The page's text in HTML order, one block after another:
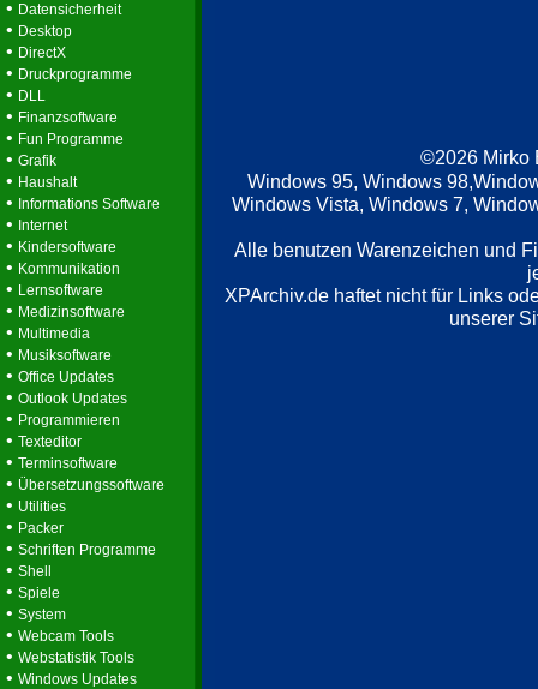
• Datensicherheit
• Desktop
• DirectX
• Druckprogramme
• DLL
• Finanzsoftware
• Fun Programme
• Grafik
• Haushalt
• Informations Software
• Internet
• Kindersoftware
• Kommunikation
• Lernsoftware
• Medizinsoftware
• Multimedia
• Musiksoftware
• Office Updates
• Outlook Updates
• Programmieren
• Texteditor
• Terminsoftware
• Übersetzungssoftware
• Utilities
• Packer
• Schriften Programme
• Shell
• Spiele
• System
• Webcam Tools
• Webstatistik Tools
• Windows Updates
©2026 Mirko
Windows 95, Windows
Windows Vista, Windows 7,
Alle benutzen Warenzeichen und
XPArchiv.de haftet nicht für Links
unserer